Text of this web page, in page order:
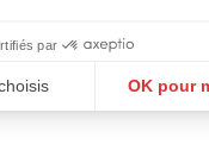
Tél: 022 388 71 55
info@geneveterroir.ge.ch